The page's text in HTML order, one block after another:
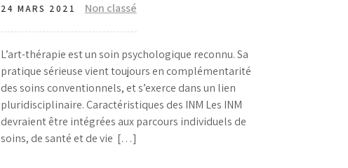
24 MARS 2021 Non classé
L’art-thérapie est un soin psychologique reconnu. Sa
pratique sérieuse vient toujours en complémentarité
des soins conventionnels, et s’exerce dans un lien
pluridisciplinaire. Caractéristiques des INM Les INM
devraient être intégrées aux parcours individuels de
soins, de santé et de vie […]